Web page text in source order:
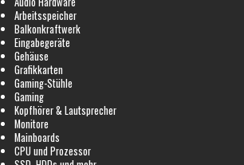
Arbeitsspeicher
Balkonkraftwerk
Eingabegeräte
Gehäuse
Grafikkarten
Gaming-Stühle
Gaming
Kopfhörer & Lautsprecher
Monitore
Mainboards
CPU und Prozessor